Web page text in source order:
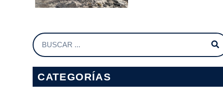
CATEGORÍAS